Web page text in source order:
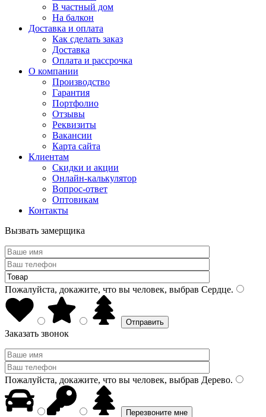
В частный дом
На балкон
Доставка и оплата
Как сделать заказ
Доставка
Оплата и рассрочка
О компании
Производство
Гарантия
Портфолио
Отзывы
Реквизиты
Вакансии
Карта сайта
Клиентам
Скидки и акции
Онлайн-калькулятор
Вопрос-ответ
Оптовикам
Контакты
Вызвать замерщика
Пожалуйста, докажите, что вы человек, выбрав Сердце.
Заказать звонок
Пожалуйста, докажите, что вы человек, выбрав Дерево.